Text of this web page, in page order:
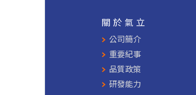
關於氣立
公司簡介
重要紀事
品質政策
研發能力